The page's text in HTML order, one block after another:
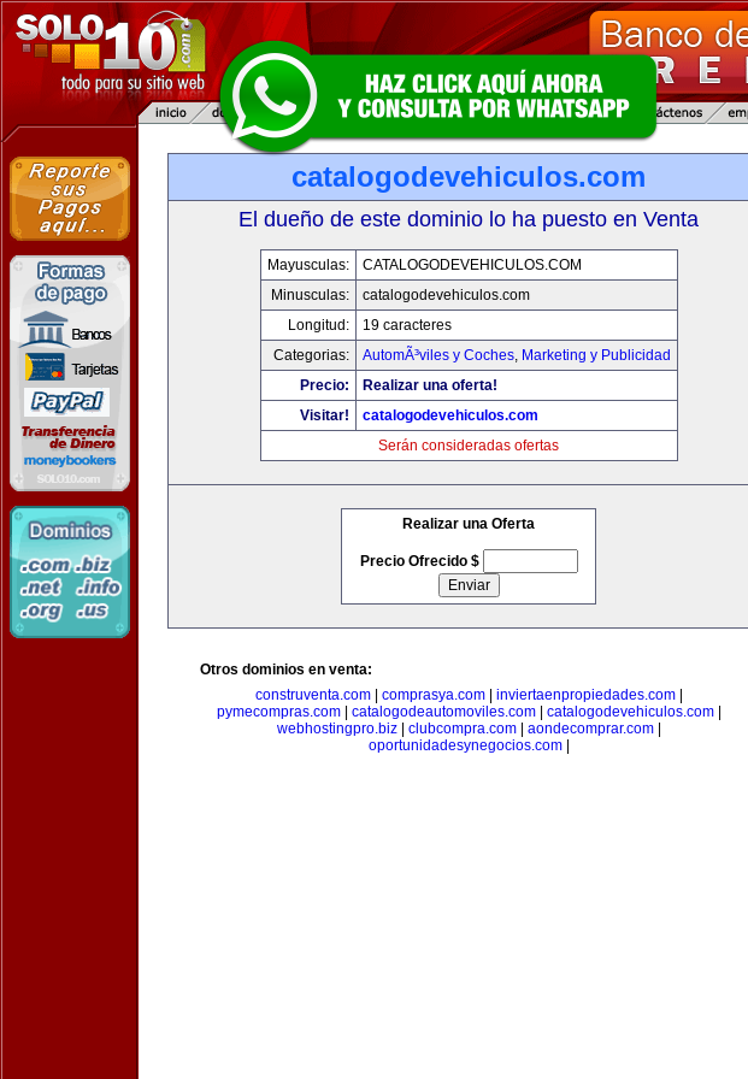
catalogodevehiculos.com
El dueño de este dominio lo ha puesto en Venta
Mayusculas:
CATALOGODEVEHICULOS.COM
Minusculas:
catalogodevehiculos.com
Longitud:
19 caracteres
Categorias:
AutomÃ³viles y Coches, Marketing y Publicidad
Precio:
Realizar una oferta!
Visitar!
catalogodevehiculos.com
Serán consideradas ofertas
Realizar una Oferta
Precio Ofrecido $
Otros dominios en venta:
construventa.com| comprasya.com| inviertaenpropiedades.com|
pymecompras.com| catalogodeautomoviles.com| catalogodevehiculos.com|
webhostingpro.biz| clubcompra.com| aondecomprar.com|
oportunidadesynegocios.com|